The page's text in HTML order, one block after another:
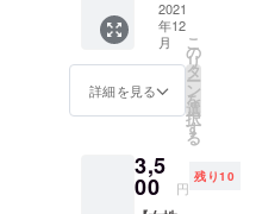
い高級
マス
ク】 一
枚一枚
丁寧に
ハンド
性の自
立をお
手伝い
2021
年12
月
詳細を見る
こ
の
リ
タ
ー
ン
を
選
択
す
る
3,5
00 円
残り10